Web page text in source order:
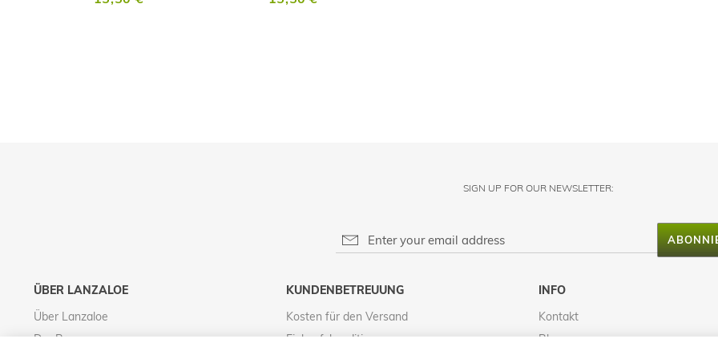
SIGN UP FOR OUR NEWSLETTER:
ÜBER LANZALOE
Über Lanzaloe
Der Prozess
KUNDENBETREUUNG
Kosten für den Versand
Einkaufskonditionen
INFO
Kontakt
Blog